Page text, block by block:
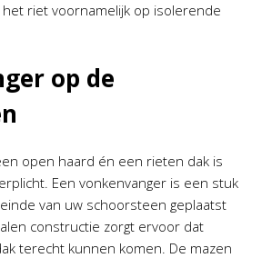
riet voornamelijk op isolerende
op de
open haard én een rieten dak is
Een vonkenvanger is een stuk
van uw schoorsteen geplaatst
constructie zorgt ervoor dat
terecht kunnen komen. De mazen